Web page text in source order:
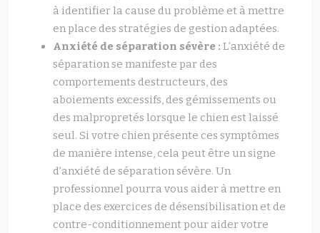
à identifier la cause du problème et à mettre
en place des stratégies de gestion adaptées.
Anxiété de séparation sévère : L’anxiété de
séparation se manifeste par des
comportements destructeurs, des
aboiements excessifs, des gémissements ou
des malpropretés lorsque le chien est laissé
seul. Si votre chien présente ces symptômes
de manière intense, cela peut être un signe
d’anxiété de séparation sévère. Un
professionnel pourra vous aider à mettre en
place des exercices de désensibilisation et de
contre-conditionnement pour aider votre